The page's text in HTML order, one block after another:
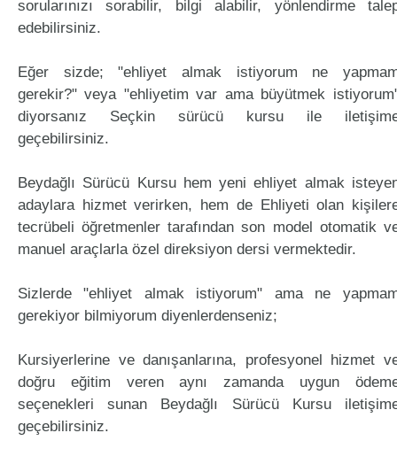
sorularınızı sorabilir, bilgi alabilir, yönlendirme
edebilirsiniz.
Eğer sizde; "ehliyet almak istiyorum ne
gerekir?" veya "ehliyetim var ama büyütmek
diyorsanız Seçkin sürücü kursu ile
geçebilirsiniz.
Beydağlı Sürücü Kursu hem yeni ehliyet almak
adaylara hizmet verirken, hem de Ehliyeti olan
tecrübeli öğretmenler tarafından son model otomatik
manuel araçlarla özel direksiyon dersi vermektedir.
Sizlerde "ehliyet almak istiyorum" ama ne
gerekiyor bilmiyorum diyenlerdenseniz;
Kursiyerlerine ve danışanlarına, profesyonel hizmet
doğru eğitim veren aynı zamanda uygun
seçenekleri sunan Beydağlı Sürücü Kursu
geçebilirsiniz.